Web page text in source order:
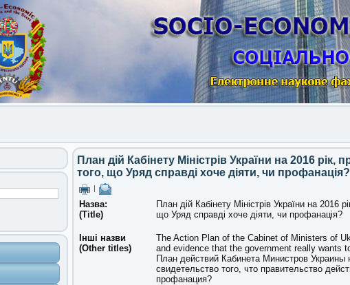
План дій Кабінету Міністрів України на 2016 рік,
того, що Уряд справді хоче діяти, чи профанація?
Назва:
(Title)
План дій Кабінету Міністрів України на 2016
що Уряд справді хоче діяти, чи профанація?
Інші назви
(Other titles)
The Action Plan of the Cabinet of Ministers of
and evidence that the government really wants
План действий Кабинета Министров Украины
свидетельство того, что правительство
профанация?